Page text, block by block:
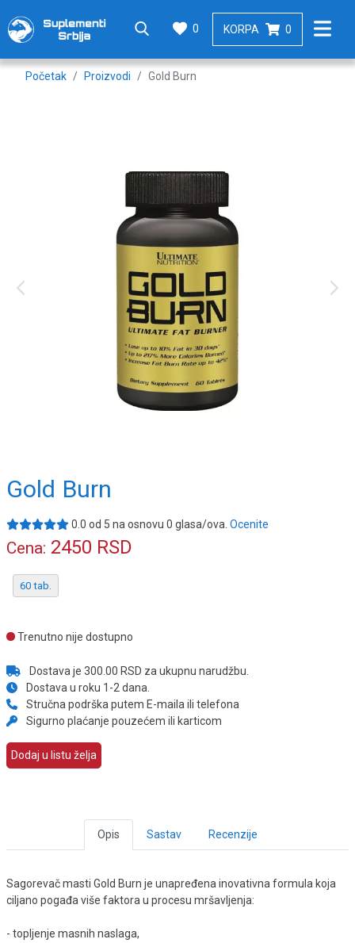
0 KORPA 0
Početak Proizvodi Gold Burn
Gold Burn
0.0 od 5 na osnovu 0 glasa/ova. Ocenite
Cena: 2450 RSD
60 tab.
Trenutno nije dostupno
Dostava je 300.00 RSD za ukupnu narudžbu.
Dostava u roku 1-2 dana.
Stručna podrška putem E-maila ili telefona
Sigurno plaćanje pouzećem ili karticom
Dodaj u listu želja
Opis Sastav Recenzije
Sagorevač masti Gold Burn je unapređena inovativna formula koja
ciljano pogađa više faktora u procesu mršavljenja:
- topljenje masnih naslaga,